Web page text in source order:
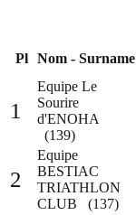
Pl Nom - Surname
1
Equipe Le
Sourire
d'ENOHA
(139)
2
Equipe
BESTIAC
TRIATHLON
CLUB (137)